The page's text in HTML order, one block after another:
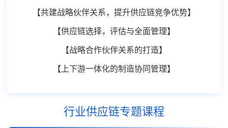
【共建战略伙伴关系，提升供应链竞争优势】
【供应链选择，评估与全面管理】
【战略合作伙伴关系的打造】
【上下游一体化的制造协同管理】
行业供应链专题课程